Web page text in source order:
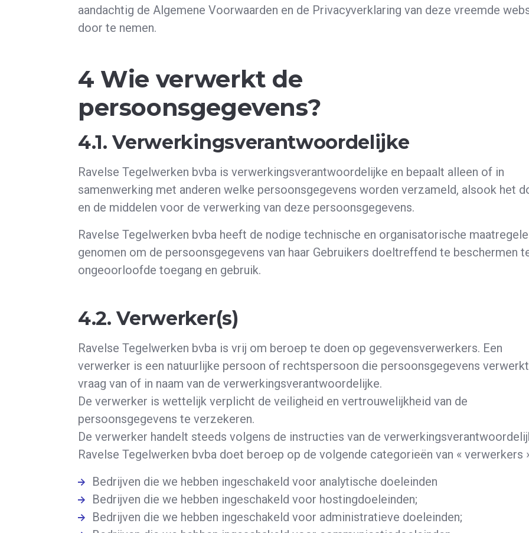
aandachtig de Algemene Voorwaarden en de Privacyverklaring van deze vreemde
door te nemen.
4 Wie verwerkt de
persoonsgegevens?
4.1. Verwerkingsverantwoordelijke
Ravelse Tegelwerken bvba is verwerkingsverantwoordelijke en bepaalt alleen of in
samenwerking met anderen welke persoonsgegevens worden verzameld, alsook het
en de middelen voor de verwerking van deze persoonsgegevens.
Ravelse Tegelwerken bvba heeft de nodige technische en organisatorische
genomen om de persoonsgegevens van haar Gebruikers doeltreffend te beschermen
ongeoorloofde toegang en gebruik.
4.2. Verwerker(s)
Ravelse Tegelwerken bvba is vrij om beroep te doen op gegevensverwerkers. Een
verwerker is een natuurlijke persoon of rechtspersoon die persoonsgegevens
vraag van of in naam van de verwerkingsverantwoordelijke.
De verwerker is wettelijk verplicht de veiligheid en vertrouwelijkheid van de
persoonsgegevens te verzekeren.
De verwerker handelt steeds volgens de instructies van de
Ravelse Tegelwerken bvba doet beroep op de volgende categorieën van « verwerkers
Bedrijven die we hebben ingeschakeld voor analytische doeleinden
Bedrijven die we hebben ingeschakeld voor hostingdoeleinden;
Bedrijven die we hebben ingeschakeld voor administratieve doeleinden;